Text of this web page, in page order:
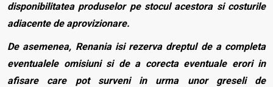
disponibilitatea produselor pe stocul acestora si costurile
adiacente de aprovizionare.
De asemenea, Renania isi rezerva dreptul de a completa
eventualele omisiuni si de a corecta eventuale erori in
afisare care pot surveni in urma unor greseli de